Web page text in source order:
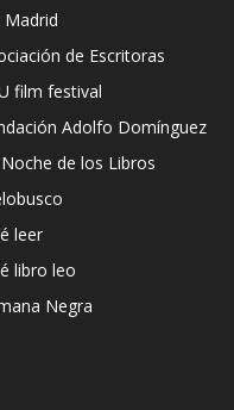
Madrid
de Escritoras
film festival
Adolfo Domínguez
de los Libros
leer
libro leo
Negra